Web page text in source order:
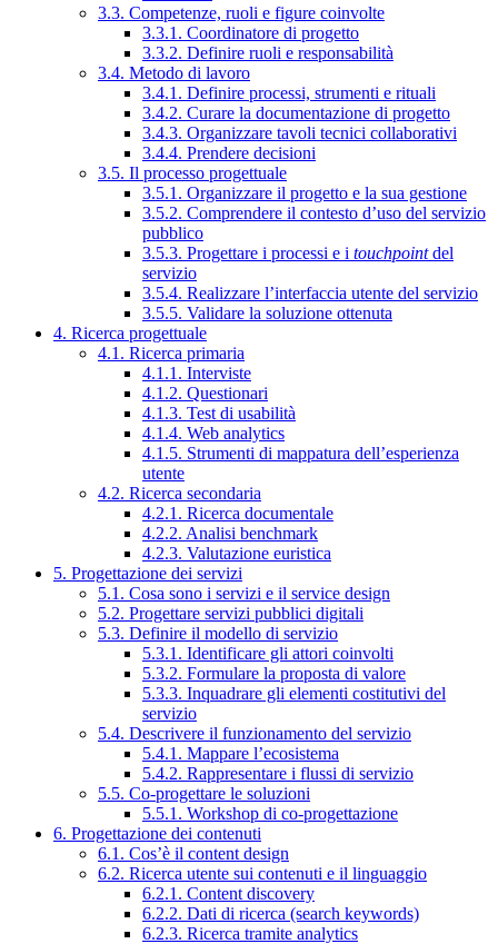
3.3. Competenze, ruoli e figure coinvolte
3.3.1. Coordinatore di progetto
3.3.2. Definire ruoli e responsabilità
3.4. Metodo di lavoro
3.4.1. Definire processi, strumenti e rituali
3.4.2. Curare la documentazione di progetto
3.4.3. Organizzare tavoli tecnici collaborativi
3.4.4. Prendere decisioni
3.5. Il processo progettuale
3.5.1. Organizzare il progetto e la sua gestione
3.5.2. Comprendere il contesto d’uso del servizio
pubblico
3.5.3. Progettare i processi e i touchpointdel
servizio
3.5.4. Realizzare l’interfaccia utente del servizio
3.5.5. Validare la soluzione ottenuta
4. Ricerca progettuale
4.1. Ricerca primaria
4.1.1. Interviste
4.1.2. Questionari
4.1.3. Test di usabilità
4.1.4. Web analytics
4.1.5. Strumenti di mappatura dell’esperienza
utente
4.2. Ricerca secondaria
4.2.1. Ricerca documentale
4.2.2. Analisi benchmark
4.2.3. Valutazione euristica
5. Progettazione dei servizi
5.1. Cosa sono i servizi e il service design
5.2. Progettare servizi pubblici digitali
5.3. Definire il modello di servizio
5.3.1. Identificare gli attori coinvolti
5.3.2. Formulare la proposta di valore
5.3.3. Inquadrare gli elementi costitutivi del
servizio
5.4. Descrivere il funzionamento del servizio
5.4.1. Mappare l’ecosistema
5.4.2. Rappresentare i flussi di servizio
5.5. Co-progettare le soluzioni
5.5.1. Workshop di co-progettazione
6. Progettazione dei contenuti
6.1. Cos’è il content design
6.2. Ricerca utente sui contenuti e il linguaggio
6.2.1. Content discovery
6.2.2. Dati di ricerca (search keywords)
6.2.3. Ricerca tramite analytics